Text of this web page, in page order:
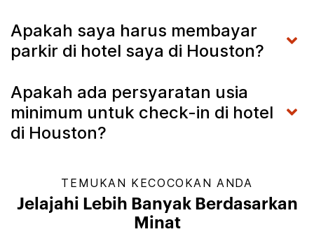
Apakah saya harus membayar
parkir di hotel saya di Houston?
Apakah ada persyaratan usia
minimum untuk check-in di hotel
di Houston?
TEMUKAN KECOCOKAN ANDA
Jelajahi Lebih Banyak Berdasarkan
Minat